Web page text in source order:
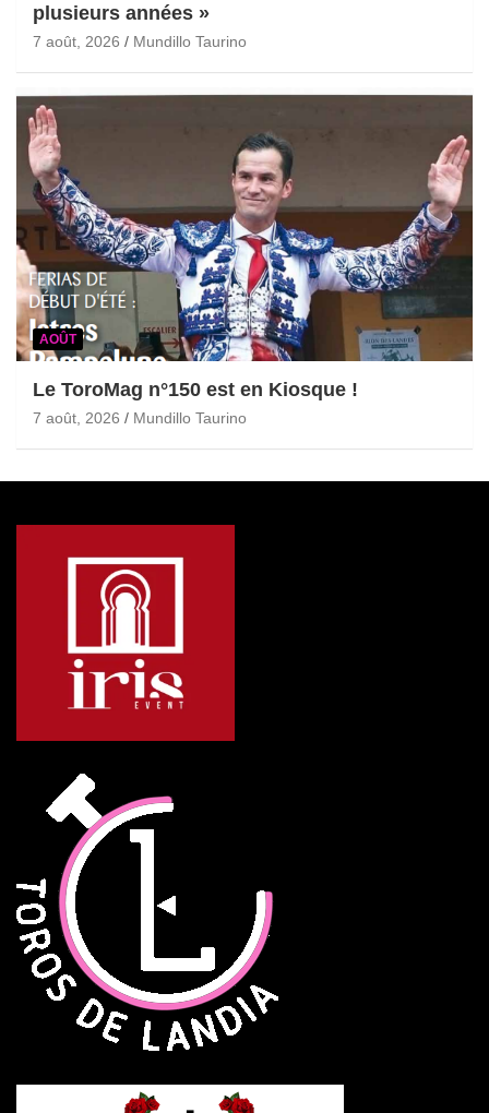
plusieurs années »
7 août, 2026 Mundillo Taurino
AOÛT
Le ToroMag n°150 est en Kiosque !
7 août, 2026 Mundillo Taurino